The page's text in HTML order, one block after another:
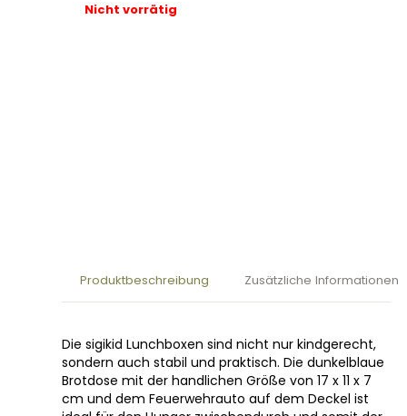
Nicht vorrätig
Produktbeschreibung Zusätzliche Informationen
Die sigikid Lunchboxen sind nicht nur kindgerecht,
sondern auch stabil und praktisch. Die dunkelblaue
Brotdose mit der handlichen Größe von 17 x 11 x 7
cm und dem Feuerwehrauto auf dem Deckel ist